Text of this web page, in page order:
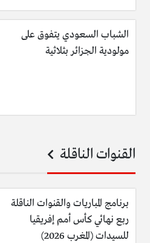
الشباب السعودي يتفوق على
مولودية الجزائر بثلاثية
القنوات الناقلة
برنامج المباريات والقنوات الناقلة
ربع نهائي كأس أمم إفريقيا
للسيدات (المغرب 2026)